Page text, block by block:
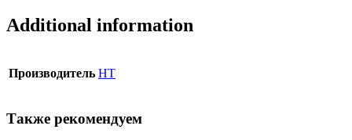
Additional information
Производитель HT
Также рекомендуем